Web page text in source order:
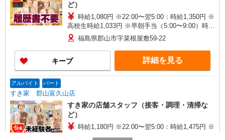
ど）
時給1,080円 ※22:00〜翌5:00：時給1,350円 ※
高校生時給1,033円 ※早朝手当（5:00〜9:00）時給
＋150円
福島県郡山市字菜根屋敷59-22
キープ 詳細を見る
アルバイト パート
すき家 郡山富久山店
すき家の店舗スタッフ（接客・調理・清掃な
ど）
時給1,180円 ※22:00〜翌5:00：時給1,475円 ※
高校生時給1,130円 ※早朝手当（5:00〜9:00）時給